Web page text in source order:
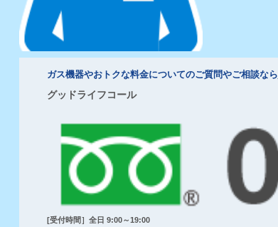
ガス機器やおトクな料金についてのご質問やご相談なら
グッドライフコール
[受付時間］全日 9:00～19:00